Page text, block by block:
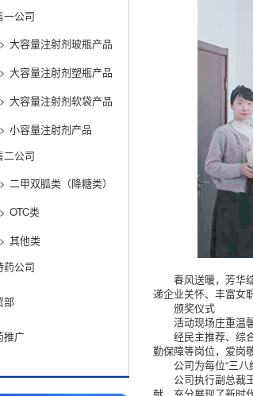
一公司
大容量注射剂玻瓶产品
大容量注射剂塑瓶产品
大容量注射剂软袋产品
小容量注射剂产品
二公司
二甲双胍类（降糖类）
OTC类
其他类
药公司
部
推广
春风送暖，芳华
递企业关怀、丰富女
颁奖仪式
活动现场庄重温
经民主推荐、综
勤保障等岗位，爱岗
公司为每位“三
公司执行副总裁